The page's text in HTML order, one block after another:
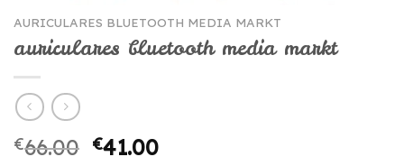
AURICULARES BLUETOOTH MEDIA MARKT
auriculares bluetooth media markt
€66.00 €41.00